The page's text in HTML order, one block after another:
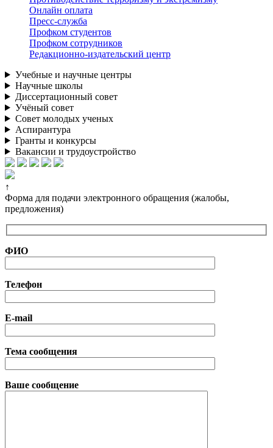
Онлайн оплата
Пресс-служба
Профком студентов
Профком сотрудников
Редакционно-издательский центр
Учебные и научные центры
Научные школы
Диссертационный совет
Учёный совет
Совет молодых ученых
Аспирантура
Гранты и конкурсы
Вакансии и трудоустройство
↑
Форма для подачи электронного обращения (жалобы,
предложения)
ФИО
Телефон
E-mail
Тема сообщения
Ваше сообщение